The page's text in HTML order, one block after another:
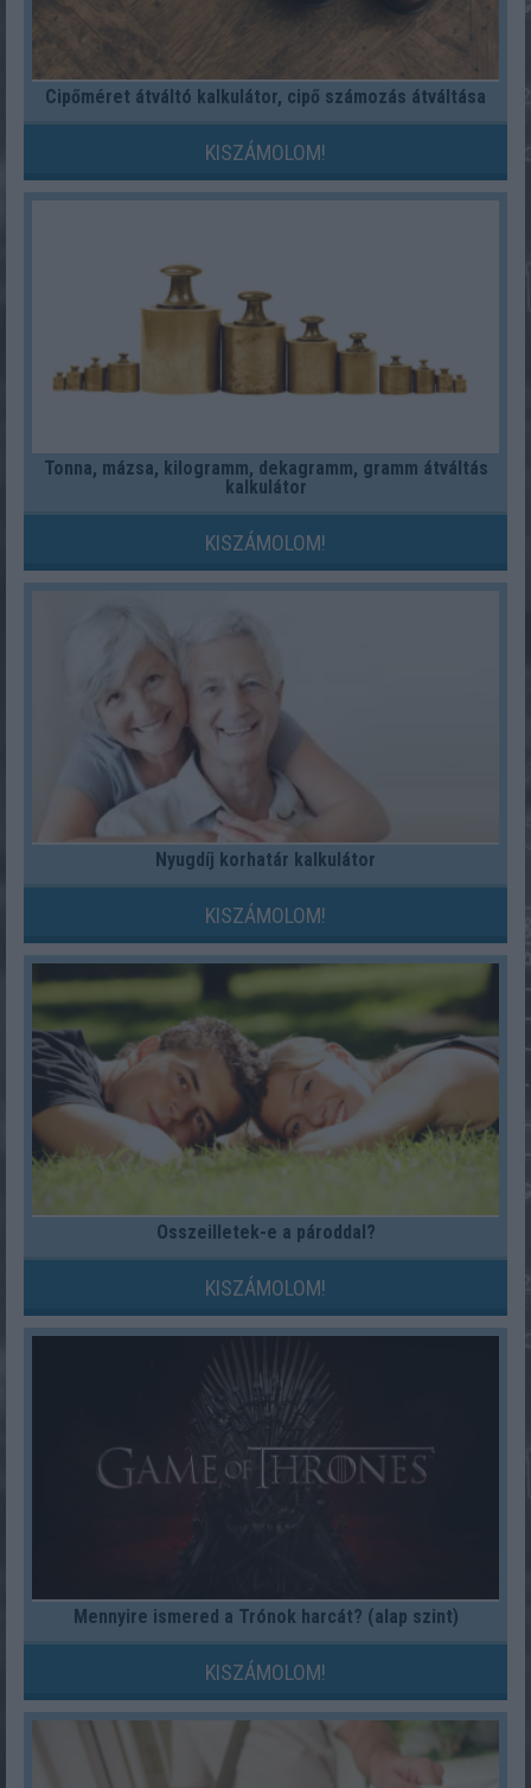
Cipőméret átváltó kalkulátor, cipő számozás átváltása
KISZÁMOLOM!
Tonna, mázsa, kilogramm, dekagramm, gramm átváltás
kalkulátor
KISZÁMOLOM!
Nyugdíj korhatár kalkulátor
KISZÁMOLOM!
Összeilletek-e a pároddal?
KISZÁMOLOM!
Mennyire ismered a Trónok harcát? (alap szint)
KISZÁMOLOM!